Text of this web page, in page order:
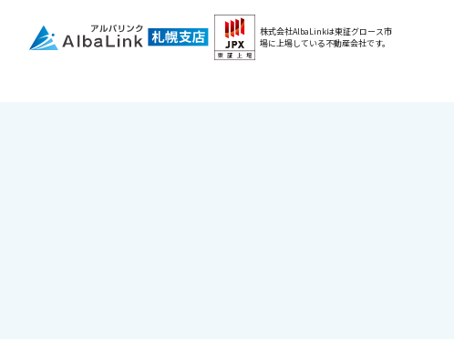
株式会社AlbaLinkは東証グロース市
場に上場している不動産会社です。